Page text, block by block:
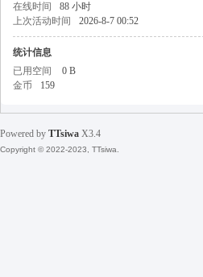
在线时间
88 小时
上次活动时间
2026-8-7 00:52
统计信息
已用空间
0 B
金币
159
Powered by TTsiwa X3.4
Copyright © 2022-2023, TTsiwa.